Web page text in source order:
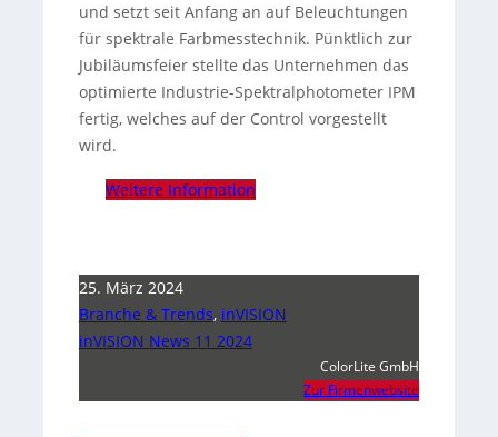
und setzt seit Anfang an auf Beleuchtungen
für spektrale Farbmesstechnik. Pünktlich zur
Jubiläumsfeier stellte das Unternehmen das
optimierte Industrie-Spektralphotometer IPM
fertig, welches auf der Control vorgestellt
wird.
Weitere Information
25. März 2024
Branche & Trends, inVISION
inVISION News 11 2024
ColorLite GmbH
Zur Firmenwebsite